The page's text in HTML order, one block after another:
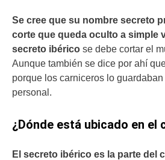
Se cree que su nombre secreto
corte que queda oculto a simple
secreto ibérico se debe cortar el
Aunque también se dice por ahí
porque los carniceros lo
personal.
¿Dónde está ubicado en el
El secreto ibérico es la parte del